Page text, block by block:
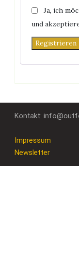
Ja, ich
und
Registrieren
Kontakt:
Impressum
Newsletter